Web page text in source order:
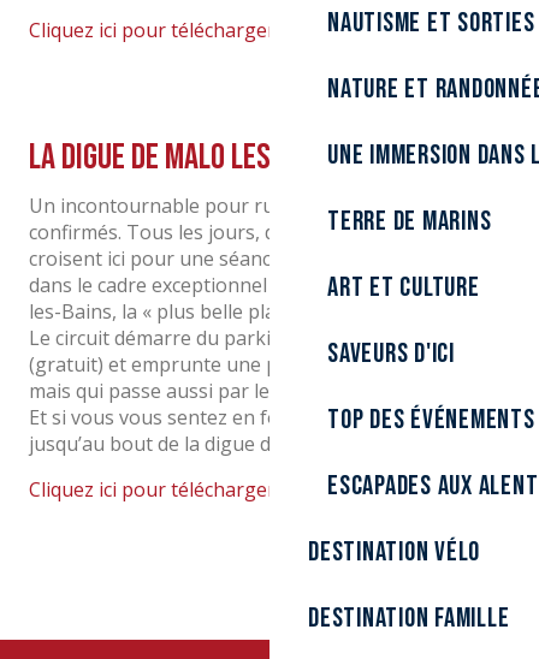
Nautisme et sorties
Nature et
Une immersion
Terre de marins
Art et culture
Saveurs d'ici
Top des événements
Escapades aux
Destination Vélo
Destination Famille
Cliquez ici pour télécharger le parcours
La digue de Malo les Bains
Un incontournable pour runners débutants et
confirmés. Tous les jours, des dizaines de sportifs se
croisent ici pour une séance vivifiante de running
dans le cadre exceptionnel du bord de mer de Malo-
les-Bains, la « plus belle plage du Nord ».
Le circuit démarre du parking Place Paul Asseman
(gratuit) et emprunte une partie de la digue de Mer,
mais qui passe aussi par le quartier du Grand Large.
Et si vous vous sentez en forme, continuez vers l’est
jusqu’au bout de la digue de Leffrinckoucke!
Cliquez ici pour télécharger le circuit